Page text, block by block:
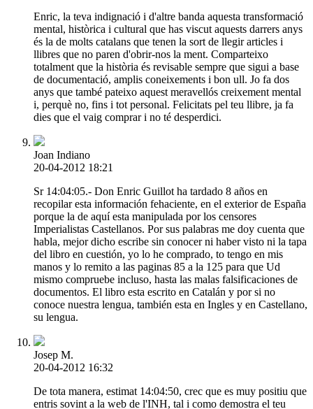
Enric, la teva indignació i d'altre banda aquesta transformació
mental, històrica i cultural que has viscut aquests darrers anys
és la de molts catalans que tenen la sort de llegir articles i
llibres que no paren d'obrir-nos la ment. Comparteixo
totalment que la història és revisable sempre que sigui a base
de documentació, amplis coneixements i bon ull. Jo fa dos
anys que també pateixo aquest meravellós creixement mental
i, perquè no, fins i tot personal. Felicitats pel teu llibre, ja fa
dies que el vaig comprar i no té desperdici.
Joan Indiano
20-04-2012 18:21
Sr 14:04:05.- Don Enric Guillot ha tardado 8 años en
recopilar esta información fehaciente, en el exterior de España
porque la de aquí esta manipulada por los censores
Imperialistas Castellanos. Por sus palabras me doy cuenta que
habla, mejor dicho escribe sin conocer ni haber visto ni la tapa
del libro en cuestión, yo lo he comprado, to tengo en mis
manos y lo remito a las paginas 85 a la 125 para que Ud
mismo compruebe incluso, hasta las malas falsificaciones de
documentos. El libro esta escrito en Catalán y por si no
conoce nuestra lengua, también esta en Ingles y en Castellano,
su lengua.
Josep M.
20-04-2012 16:32
De tota manera, estimat 14:04:50, crec que es muy positiu que
entris sovint a la web de l'INH, tal i como demostra el teu